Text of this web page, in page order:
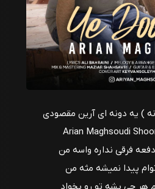
) یه دونه ای آرین مقصودی
Arian Maghsoudi
فرقی نداره واسه من
پیدا نمیشه مثه من
هر چی بشه تو رو بخواد